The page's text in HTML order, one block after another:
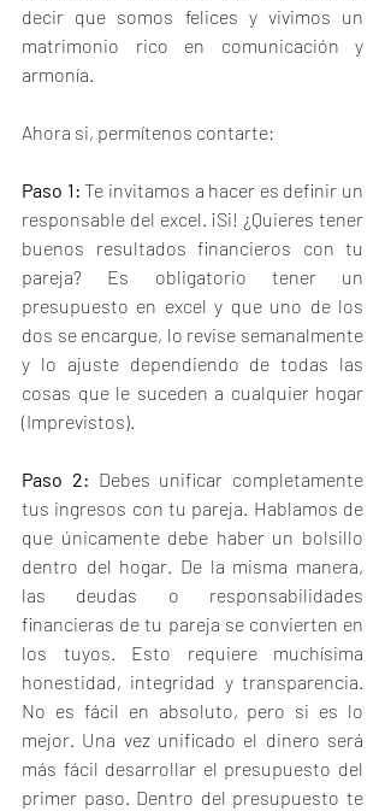
decir que somos felices y vivimos un
matrimonio rico en comunicación y
armonía.
Ahora si, permítenos contarte:
Paso 1: Te invitamos a hacer es definir un
responsable del excel. ¡Si! ¿Quieres tener
buenos resultados financieros con tu
pareja? Es obligatorio tener un
presupuesto en excel y que uno de los
dos se encargue, lo revise semanalmente
y lo ajuste dependiendo de todas las
cosas que le suceden a cualquier hogar
(Imprevistos).
Paso 2: Debes unificar completamente
tus ingresos con tu pareja. Hablamos de
que únicamente debe haber un bolsillo
dentro del hogar. De la misma manera,
las deudas o responsabilidades
financieras de tu pareja se convierten en
los tuyos. Esto requiere muchísima
honestidad, integridad y transparencia.
No es fácil en absoluto, pero si es lo
mejor. Una vez unificado el dinero será
más fácil desarrollar el presupuesto del
primer paso. Dentro del presupuesto te